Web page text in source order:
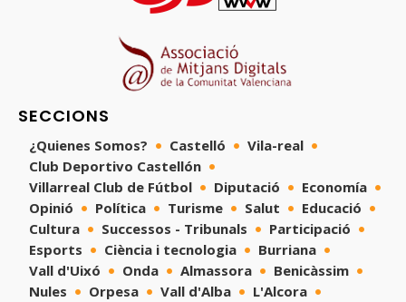
SECCIONS
¿Quienes Somos? Castelló
Vila-real
Club Deportivo Castellón
Villarreal Club de Fútbol
Diputació
Economía
Opinió
Política Turisme Salut
Educació
Cultura
Successos - Tribunals
Participació
Esports
Ciència i tecnologia
Burriana
Vall d'Uixó
Onda Almassora
Benicàssim
Nules
Orpesa Vall d'Alba
L'Alcora